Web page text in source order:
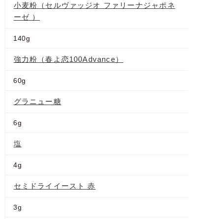
小麦粉（セルヴァッジオ ファリーナジャポネ
ーゼ ）
140g
強力粉（春よ恋100Advance）
60g
グラニュー糖
6g
塩
4g
セミドライイースト 赤
3g